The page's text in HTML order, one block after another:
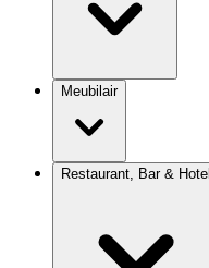
Meubilair
Restaurant, Bar & Hotel